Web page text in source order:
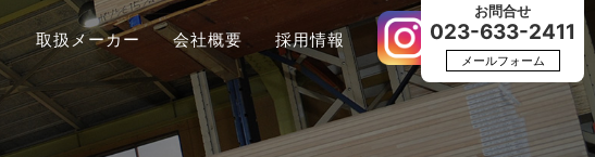
お問合せ
023-633-2411
メールフォーム
取扱メーカー 会社概要 採用情報